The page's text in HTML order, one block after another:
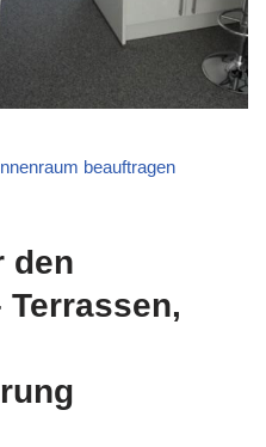
beauftragen
den